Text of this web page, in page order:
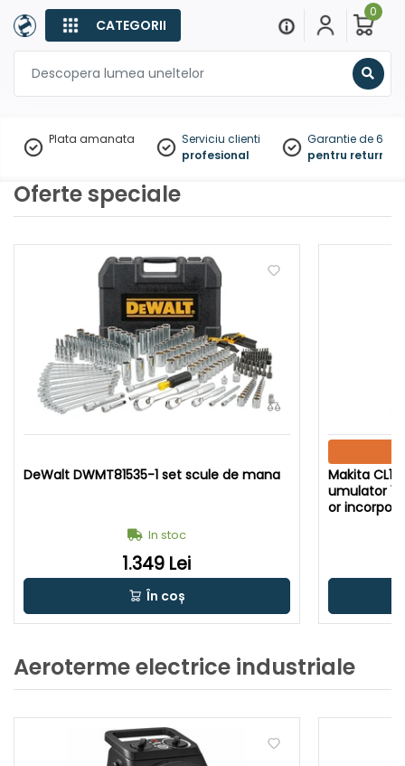
CATEGORII
0
Plata amanata
Serviciu clienti
profesional
Garantie de 60
pentru
Oferte speciale
DeWalt DWMT81535-1 set scule de mana
In stoc
1.349 Lei
În coș
Makita
umulator
or
Aeroterme electrice industriale